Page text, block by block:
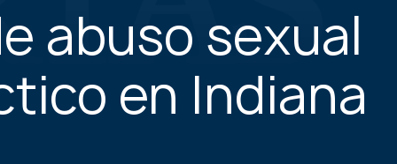
DRAM SHOP LIABILITY
RESBALONES Y CAÍDAS
ACCIDENTES DE UBER
abuso sexual
en Indiana